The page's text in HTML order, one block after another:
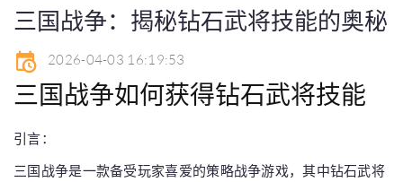
三国战争：揭秘钻石武将技能的奥秘
2026-04-03 16:19:53
三国战争如何获得钻石武将技能
引言：
三国战争是一款备受玩家喜爱的策略战争游戏，其中钻石武将